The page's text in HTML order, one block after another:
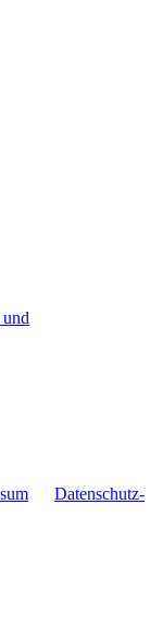
Daten­schutz­